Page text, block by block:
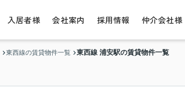
入居者様 会社案内 採用情報 仲介会社様
東西線の賃貸物件一覧 東西線 浦安駅の賃貸物件一覧